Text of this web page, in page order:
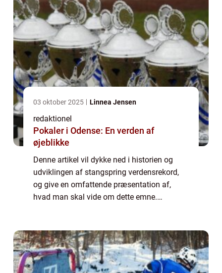
03 oktober 2025 Linnea Jensen
redaktionel
Pokaler i Odense: En verden af
øjeblikke
Denne artikel vil dykke ned i historien og
udviklingen af stangspring verdensrekord,
og give en omfattende præsentation af,
hvad man skal vide om dette emne.
atl...